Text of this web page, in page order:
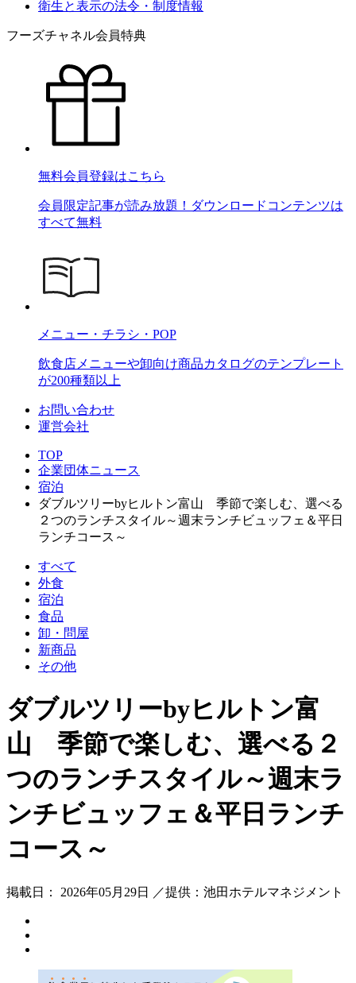
衛生と表示の法令・制度情報
フーズチャネル会員特典
無料会員登録はこちら
会員限定記事が読み放題！ダウンロードコンテンツは
すべて無料
メニュー・チラシ・POP
飲食店メニューや卸向け商品カタログのテンプレート
が200種類以上
お問い合わせ
運営会社
TOP
企業団体ニュース
宿泊
ダブルツリーbyヒルトン富山 季節で楽しむ、選べる
２つのランチスタイル～週末ランチビュッフェ＆平日
ランチコース～
すべて
外食
宿泊
食品
卸・問屋
新商品
その他
ダブルツリーbyヒルトン富
山 季節で楽しむ、選べる２
つのランチスタイル～週末ラ
ンチビュッフェ＆平日ランチ
コース～
掲載日： 2026年05月29日 ／提供：池田ホテルマネジメント